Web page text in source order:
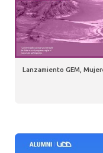
Lanzamiento GEM,